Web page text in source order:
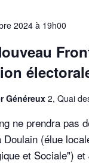
2024 à 19h00
Généreux2, Quai
ne prendra pas
Doulain (élue
et Sociale")